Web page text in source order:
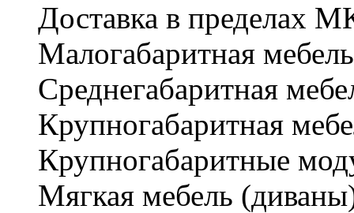
Доставка в пределах
Малогабаритная
Cреднегабаритная
Крупногабаритная
Крупногабаритные
Мягкая мебель